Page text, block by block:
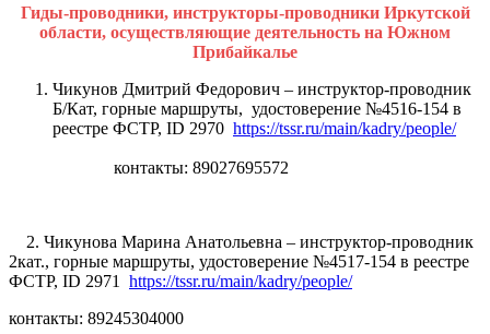
Гиды-проводники, инструкторы-проводники Иркутской
области, осуществляющие деятельность на Южном
Прибайкалье
Чикунов Дмитрий Федорович – инструктор-проводник
Б/Кат, горные маршруты, удостоверение №4516-154 в
реестре ФСТР, ID 2970 https://tssr.ru/main/kadry/people/
контакты: 89027695572
2. Чикунова Марина Анатольевна – инструктор-проводник
2кат., горные маршруты, удостоверение №4517-154 в реестре
ФСТР, ID 2971 https://tssr.ru/main/kadry/people/
контакты: 89245304000